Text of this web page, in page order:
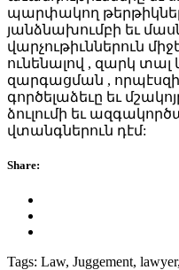
պարփակող
յանձնախումբի եւ
վարչութիւններուն
ունենալով , զարկ տալ
զարգացման ,
գործելաձեւը եւ
ձուլումի եւ
վտանգներուն դէմ:
Share:
Tags: Law, Juggement,